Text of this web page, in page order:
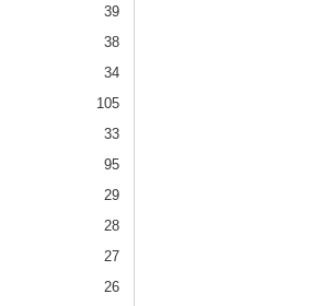
39
38
34
105
33
95
29
28
27
26